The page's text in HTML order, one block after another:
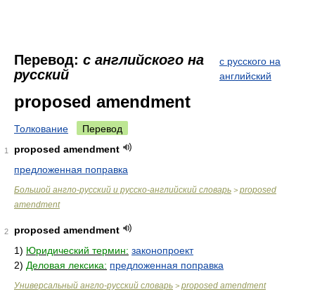
Перевод: с английского на
русский
с русского на
английский
proposed amendment
Толкование Перевод
1
proposed amendment
предложенная поправка
Большой англо-русский и русско-английский словарь > proposed
amendment
2
proposed amendment
1) Юридический термин: законопроект
2) Деловая лексика: предложенная поправка
Универсальный англо-русский словарь > proposed amendment